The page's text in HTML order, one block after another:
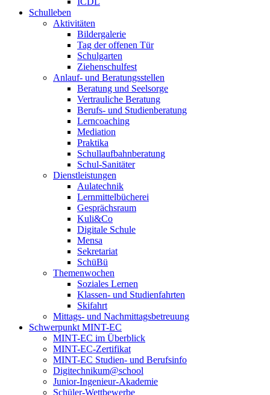
Schulleben
Aktivitäten
Bildergalerie
Tag der offenen Tür
Schulgarten
Ziehenschulfest
Anlauf- und Beratungsstellen
Beratung und Seelsorge
Vertrauliche Beratung
Berufs- und Studienberatung
Lerncoaching
Mediation
Praktika
Schullaufbahnberatung
Schul-Sanitäter
Dienstleistungen
Aulatechnik
Lernmittelbücherei
Gesprächsraum
Kuli&Co
Digitale Schule
Mensa
Sekretariat
SchüBü
Themenwochen
Soziales Lernen
Klassen- und Studienfahrten
Skifahrt
Mittags- und Nachmittagsbetreuung
Schwerpunkt MINT-EC
MINT-EC im Überblick
MINT-EC-Zertifikat
MINT-EC Studien- und Berufsinfo
Digitechnikum­@school
Junior-Ingenieur-Akademie
Schüler-Wettbewerbe